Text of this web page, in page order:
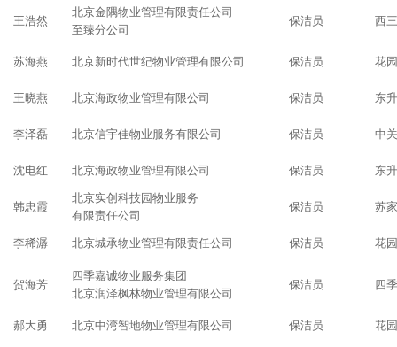
王浩然
北京金隅物业管理有限责任公司
至臻分公司
保洁员 西
苏海燕 北京新时代世纪物业管理有限公司 保洁员 花
王晓燕 北京海政物业管理有限公司 保洁员 东
李泽磊 北京信宇佳物业服务有限公司 保洁员 中
沈电红 北京海政物业管理有限公司 保洁员 东
韩忠霞
北京实创科技园物业服务
有限责任公司
保洁员 苏
李稀潺 北京城承物业管理有限责任公司 保洁员 花
贺海芳
四季嘉诚物业服务集团
北京润泽枫林物业管理有限公司
保洁员 四
郝大勇 北京中湾智地物业管理有限公司 保洁员 花